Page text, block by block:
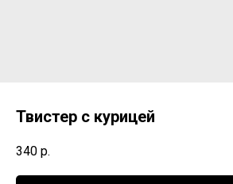
Твистер с курицей
340 р.